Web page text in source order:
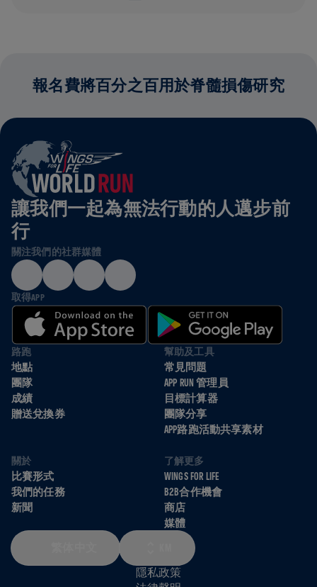
報名費將百分之百用於脊髓損傷研究
讓我們一起為無法行動的人邁步前
行
關注我們的社群媒體
取得APP
路跑
地點
團隊
成績
贈送兌換券
幫助及工具
常見問題
APP RUN 管理員
目標計算器
團隊分享
APP路跑活動共享素材
關於
比賽形式
我們的任務
新聞
了解更多
WINGS FOR LIFE
B2B合作機會
商店
媒體
隱私政策